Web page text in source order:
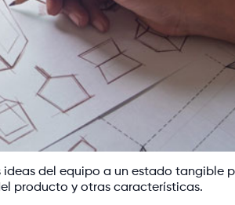
del equipo a un estado tangible
producto y otras características.